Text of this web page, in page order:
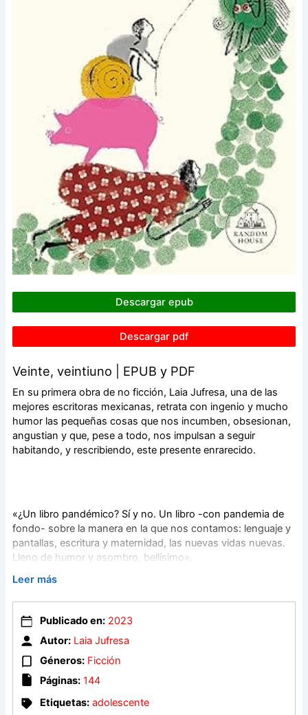
Descargar epub
Descargar pdf
Veinte, veintiuno | EPUB y PDF
En su primera obra de no ficción, Laia Jufresa, una de las
mejores escritoras mexicanas, retrata con ingenio y mucho
humor las pequeñas cosas que nos incumben, obsesionan,
angustian y que, pese a todo, nos impulsan a seguir
habitando, y rescribiendo, este presente enrarecido.
«¿Un libro pandémico? Sí y no. Un libro -con pandemia de
fondo- sobre la manera en la que nos contamos: lenguaje y
pantallas, escritura y maternidad, las nuevas vidas nuevas.
Lleno de humor y asombro, bellísimo».
¿Cuánta gente cabe en un departamento cuando sus tres
habitantes están confinados?
¿Cuántos idiomas si uno de ellos apenas está aprendiendo a
Leer más
Publicado en: 2023
Autor: Laia Jufresa
Géneros: Ficción
Páginas: 144
Etiquetas: adolescente